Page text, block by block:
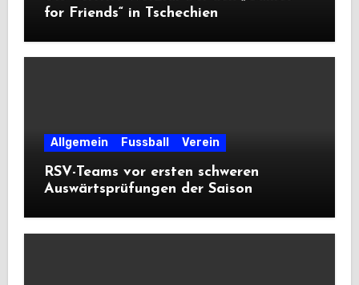
for Friends“ in Tschechien
Allgemein Fussball Verein
RSV-Teams vor ersten schweren
Auswärtsprüfungen der Saison